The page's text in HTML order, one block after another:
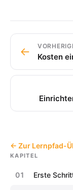
← Zur Lernpfad-
KAPITEL
01 Erste
← Kosten